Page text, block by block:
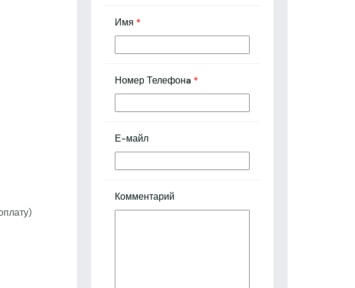
Имя *
Номер Телефонa *
Е-майл
Комментарий